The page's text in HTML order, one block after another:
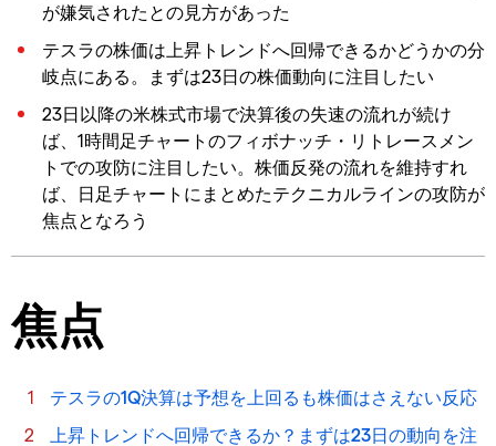
が嫌気されたとの見方があった
テスラの株価は上昇トレンドへ回帰できるかどうかの分
岐点にある。まずは23日の株価動向に注目したい
23日以降の米株式市場で決算後の失速の流れが続け
ば、1時間足チャートのフィボナッチ・リトレースメン
トでの攻防に注目したい。株価反発の流れを維持すれ
ば、日足チャートにまとめたテクニカルラインの攻防が
焦点となろう
焦点
テスラの1Q決算は予想を上回るも株価はさえない反応
上昇トレンドへ回帰できるか？まずは23日の動向を注